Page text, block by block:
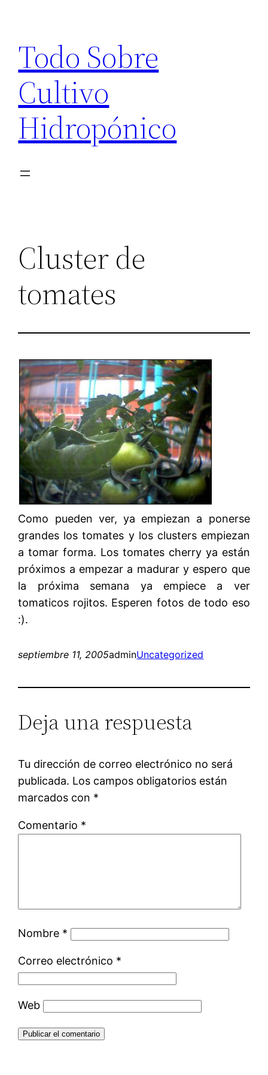
contenido
Todo Sobre
Cultivo
Hidropónico
Cluster de
tomates
Como pueden ver, ya empiezan a ponerse
grandes los tomates y los clusters empiezan
a tomar forma. Los tomates cherry ya están
próximos a empezar a madurar y espero que
la próxima semana ya empiece a ver
tomaticos rojitos. Esperen fotos de todo eso
:).
septiembre 11, 2005adminUncategorized
Deja una respuesta
Tu dirección de correo electrónico no será
publicada. Los campos obligatorios están
marcados con *
Comentario *
Nombre *
Correo electrónico *
Web